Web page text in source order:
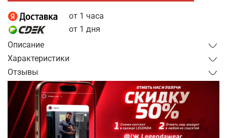
от 1 часа
от 1 дня
Описание
Характеристики
Отзывы